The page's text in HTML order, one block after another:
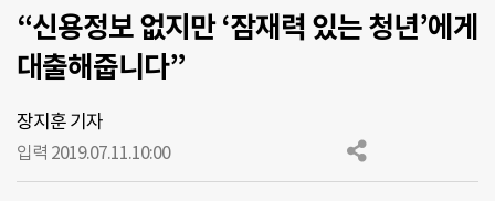
“신용정보 없지만 ‘잠재력 있는 청년’에게
대출해줍니다”
장지훈 기자
입력 2019.07.11.10:00